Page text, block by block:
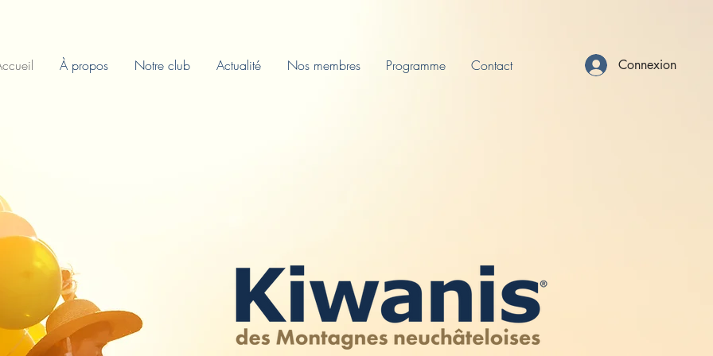
À propos Notre club Actualité Nos membres Programme Contact Connexion